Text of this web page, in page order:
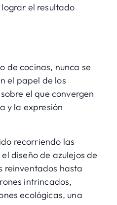
el resultado
de cocinas, nunca se
el papel de los
el que convergen
y la expresión
recorriendo las
diseño de azulejos de
reinventados hasta
intrincados,
ecológicas, una